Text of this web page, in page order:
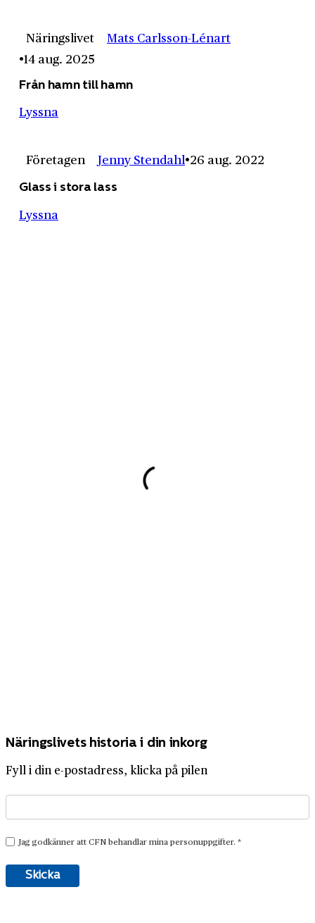
Näringslivet
Mats Carlsson-Lénart
14 aug. 2025
Från hamn till hamn
Lyssna
Företagen Jenny Stendahl 26 aug. 2022
Glass i stora lass
Lyssna
Näringslivets historia i din inkorg
Fyll i din e-postadress, klicka på pilen